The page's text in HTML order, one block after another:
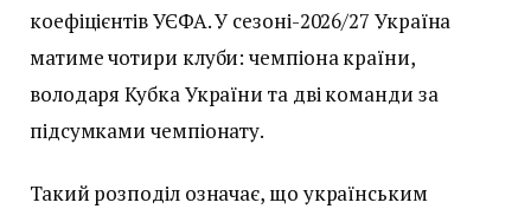
коефіцієнтів УЄФА. У сезоні-2026/27 Україна
матиме чотири клуби: чемпіона країни,
володаря Кубка України та дві команди за
підсумками чемпіонату.
Такий розподіл означає, що українським